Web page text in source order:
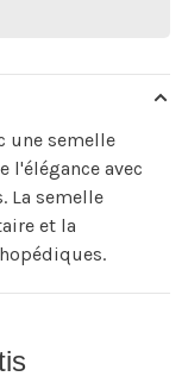
une semelle
l'élégance avec
La semelle
et la